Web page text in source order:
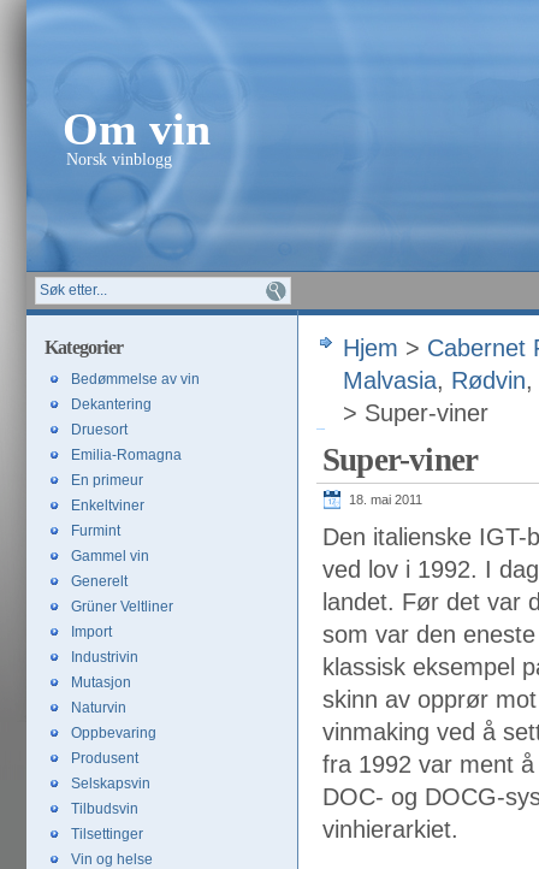
Om vin
Norsk vinblogg
Hjem > Cabernet
Malvasia, Rødvin,
> Super-viner
Super-viner
18. mai 2011
Den italienske IGT-
ved lov i 1992. I
landet. Før det var
som var den
klassisk eksempel
skinn av opprør
vinmaking ved å
fra 1992 var ment
DOC- og DOCG-
vinhierarkiet.
Kategorier
Bedømmelse av vin
Dekantering
Druesort
Emilia-Romagna
En primeur
Enkeltviner
Furmint
Gammel vin
Generelt
Grüner Veltliner
Import
Industrivin
Mutasjon
Naturvin
Oppbevaring
Produsent
Selskapsvin
Tilbudsvin
Tilsettinger
Vin og helse